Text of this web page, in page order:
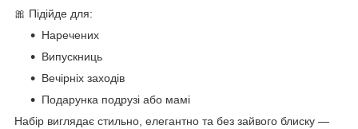
🎀 Підійде для:
Наречених
Випускниць
Вечірніх заходів
Подарунка подрузі або мамі
Набір виглядає стильно, елегантно та без зайвого блиску —